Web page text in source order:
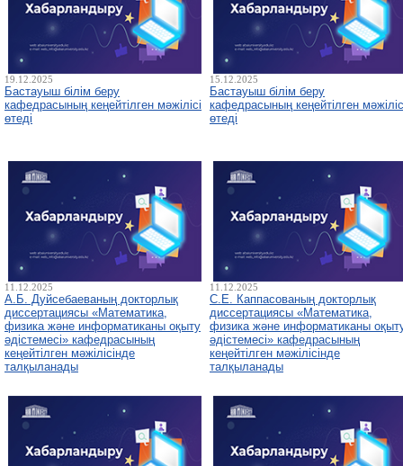
19.12.2025
Бастауыш білім беру
кафедрасының кеңейтілген мәжілісі
өтеді
15.12.2025
Бастауыш білім беру
кафедрасының кеңейтілген
өтеді
11.12.2025
А.Б. Дуйсебаеваның докторлық
диссертациясы «Математика,
физика және информатиканы оқыту
әдістемесі» кафедрасының
кеңейтілген мәжілісінде
талқыланады
11.12.2025
С.Е. Каппасованың докторлық
диссертациясы «Математика,
физика және информатиканы
әдістемесі» кафедрасының
кеңейтілген мәжілісінде
талқыланады